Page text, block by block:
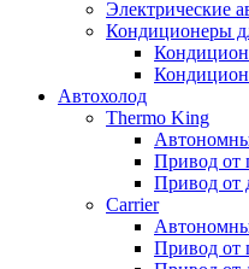
Электрические
Кондиционеры
Автохолод
Thermo King
Привод от
Привод от
Carrier
Привод от